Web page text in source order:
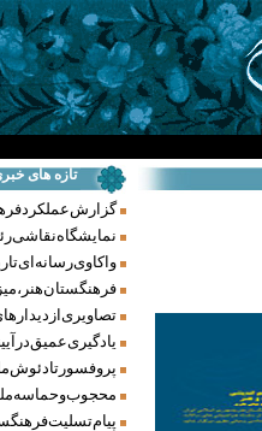
تازه های
گزارش عملکرد
نمایشگاه نقاشی
واکاوی رسانه‌ای
فرهنگستان هنر،
تصاویری از
یادگیری عمیق در
پروفسور تادئوش
محجوب و حماسه
پیام تسلیت